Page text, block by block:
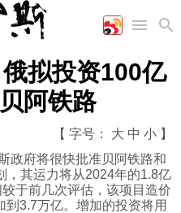
拟投资100亿
阿铁路
【 字号： 大 中 小 】
政府将很快批准贝阿铁路和
，其运力将从2024年的1.8亿
于前几次评估，该项目造价
3.7万亿。增加的投资将用